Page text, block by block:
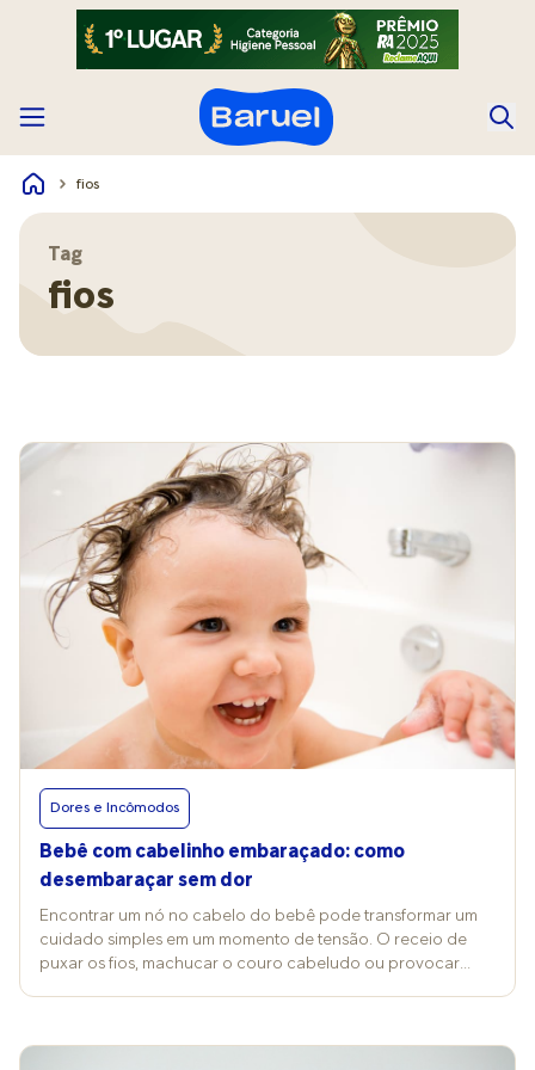
fios
Tag
fios
Dores e Incômodos
Bebê com cabelinho embaraçado: como
desembaraçar sem dor
Encontrar um nó no cabelo do bebê pode transformar um
cuidado simples em um momento de tensão. O receio de
puxar os fios, machucar o couro cabeludo ou provocar